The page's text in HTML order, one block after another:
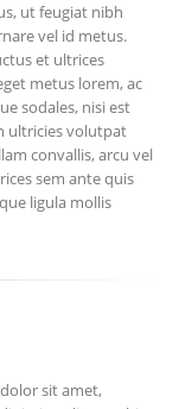
ut feugiat nibh
vel id metus.
et ultrices
metus lorem, ac
sodales, nisi est
ultricies volutpat
convallis, arcu vel
sem ante quis
ligula mollis
sit amet,